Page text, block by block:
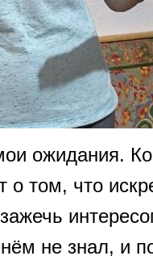
ожидания.
о том, что
не знал, и